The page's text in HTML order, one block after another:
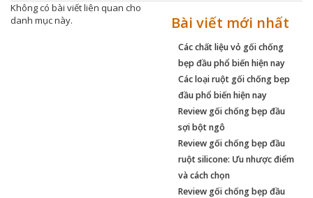
Không có bài viết liên quan cho
danh mục này.
Bài viết mới nhất
Các chất liệu vỏ gối chống
bẹp đầu phổ biến hiện nay
Các loại ruột gối chống bẹp
đầu phổ biến hiện nay
Review gối chống bẹp đầu
sợi bột ngô
Review gối chống bẹp đầu
ruột silicone: Ưu nhược điểm
và cách chọn
Review gối chống bẹp đầu